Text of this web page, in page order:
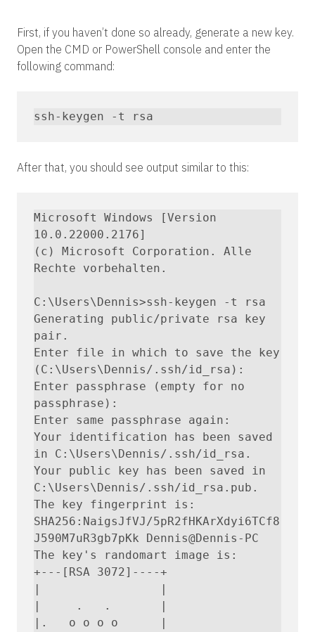
First, if you haven’t done so already, generate a new key.
Open the CMD or PowerShell console and enter the
following command:
ssh-keygen -t rsa
After that, you should see output similar to this:
Microsoft Windows [Version
10.0.22000.2176]
(c) Microsoft Corporation. Alle
Rechte vorbehalten.
C:\Users\Dennis>ssh-keygen -t rsa
Generating public/private rsa key
pair.
Enter file in which to save the key
(C:\Users\Dennis/.ssh/id_rsa):
Enter passphrase (empty for no
passphrase):
Enter same passphrase again:
Your identification has been saved
in C:\Users\Dennis/.ssh/id_rsa.
Your public key has been saved in
C:\Users\Dennis/.ssh/id_rsa.pub.
The key fingerprint is:
SHA256:NaigsJfVJ/5pR2fHKArXdyi6TCf8
J590M7uR3gb7pKk Dennis@Dennis-PC
The key's randomart image is:
+---[RSA 3072]----+
|                 |
|     .   .       |
|.   o o o o      |